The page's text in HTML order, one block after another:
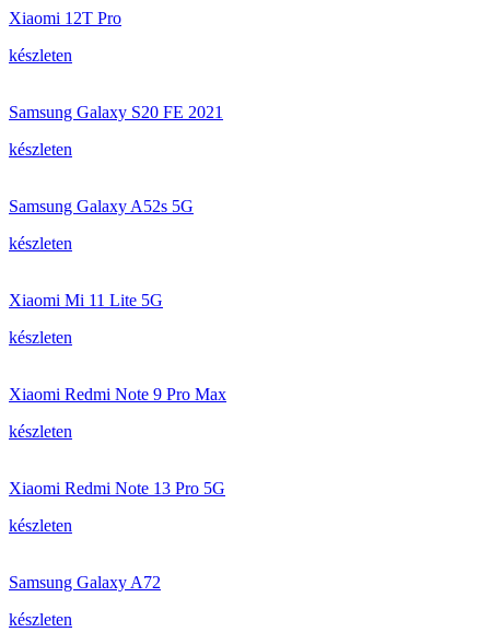
Xiaomi 12T Pro
készleten
Samsung Galaxy S20 FE 2021
készleten
Samsung Galaxy A52s 5G
készleten
Xiaomi Mi 11 Lite 5G
készleten
Xiaomi Redmi Note 9 Pro Max
készleten
Xiaomi Redmi Note 13 Pro 5G
készleten
Samsung Galaxy A72
készleten